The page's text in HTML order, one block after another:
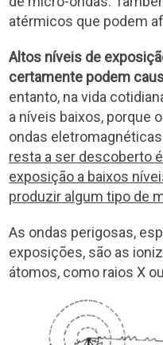
atérmicos que podem
Altos níveis de
certamente podem
entanto, na vida
a níveis baixos, porque
ondas
resta a ser descoberto
exposição a baixos
produzir algum tipo de
As ondas perigosas,
exposições, são as
átomos, como raios X